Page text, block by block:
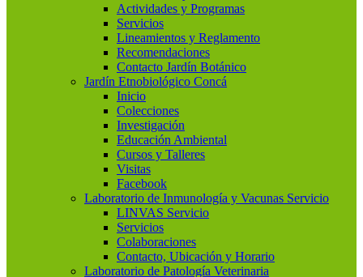
Actividades y Programas
Servicios
Lineamientos y Reglamento
Recomendaciones
Contacto Jardín Botánico
Jardín Etnobiológico Concá
Inicio
Colecciones
Investigación
Educación Ambiental
Cursos y Talleres
Visitas
Facebook
Laboratorio de Inmunología y Vacunas Servicio
LINVAS Servicio
Servicios
Colaboraciones
Contacto, Ubicación y Horario
Laboratorio de Patología Veterinaria